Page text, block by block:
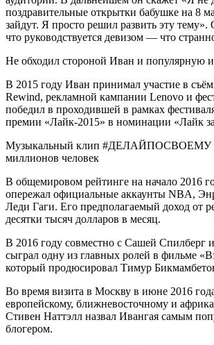
поздравительные открытки бабушке на 8
зайдут. Я просто решил развить эту
что руководствуется девизом — что
Не обходил стороной Иван и популярную
В 2015 году Иван принимал участие в
Rewind, рекламной кампании Lenovo и
победил в проходившей в рамках
премии «Лайк-2015» в номинации «Лайк
Музыкальный клип #ДЕЛАЙПОСВОЕМУ
миллионов человек
В общемировом рейтинге на начало 2016
опережал официальные аккаунты NBA,
Леди Гаги. Его предполагаемый доход от
десятки тысяч долларов в месяц.
В 2016 году совместно с Сашей Спилберг
сыграл одну из главных ролей в фильме
который продюсировал Тимур
Во время визита в Москву в июне 2016
европейскому, ближневосточному и
Стивен Наттэлл назвал Ивангая самым
блогером.